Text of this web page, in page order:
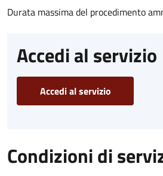
Durata massima del procedimento
Accedi al servizio
Accedi al servizio
Condizioni di